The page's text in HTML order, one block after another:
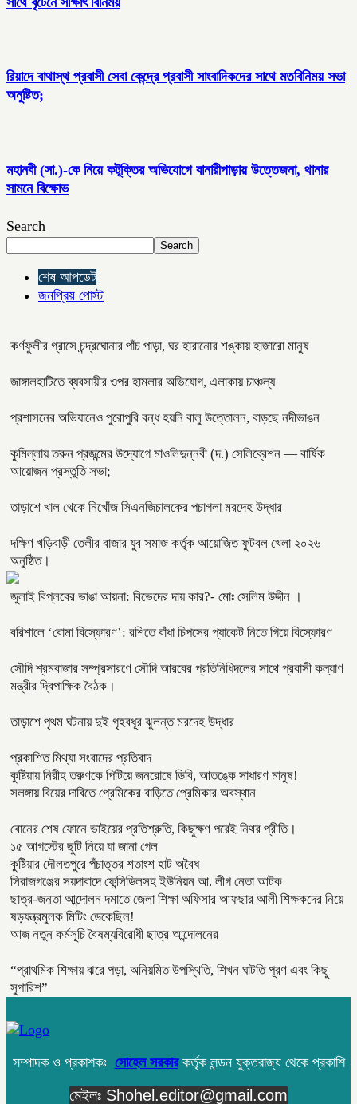
রিয়াদে বাথাস্থ প্রবাসী সেবা কেন্দ্রে প্রবাসী সাংবাদিকদের সাথে মতবিনিময় সভা
অনুষ্টিত;
মহানবী (সা.)-কে নিয়ে কটূক্তির অভিযোগে বানারীপাড়ায় উত্তেজনা, থানার
সামনে বিক্ষোভ
Search
Search
শেষ আপডেট
জনপ্রিয় পোস্ট
কর্ণফুলীর গ্রাসে চন্দ্রঘোনার পাঁচ পাড়া, ঘর হারানোর শঙ্কায় হাজারো মানুষ
জাঙ্গালহাটিতে ব্যবসায়ীর ওপর হামলার অভিযোগ, এলাকায় চাঞ্চল্য
প্রশাসনের অভিযানেও পুরোপুরি বন্ধ হয়নি বালু উত্তোলন, বাড়ছে নদীভাঙন
কুমিল্লায় তরুন প্রজন্মের উদ্যোগে মাওলিদুন্নবী (দ.) সেলিব্রেশন — বার্ষিক
আয়োজন প্রস্তুতি সভা;
তাড়াশে খাল থেকে নিখোঁজ সিএনজিচালকের পচাগলা মরদেহ উদ্ধার
দক্ষিণ খড়িবাড়ী তেলীর বাজার যুব সমাজ কর্তৃক আয়োজিত ফুটবল খেলা ২০২৬
অনুষ্ঠিত।
জুলাই বিপ্লবের ভাঙা আয়না: বিভেদের দায় কার?- মোঃ সেলিম উদ্দীন ।
বরিশালে ‘বোমা বিস্ফোরণ’: রশিতে বাঁধা চিপসের প্যাকেট নিতে গিয়ে বিস্ফোরণ
সৌদি শ্রমবাজার সম্প্রসারণে সৌদি আরবের প্রতিনিধিদলের সাথে প্রবাসী কল্যাণ
মন্ত্রীর দ্বিপাক্ষিক বৈঠক।
তাড়াশে পৃথম ঘটনায় দুই গৃহবধূর ঝুলন্ত মরদেহ উদ্ধার
প্রকাশিত মিথ্যা সংবাদের প্রতিবাদ
কুষ্টিয়ায় নিরীহ তরুণকে পিটিয়ে জনরোষে ডিবি, আতঙ্কে সাধারণ মানুষ!
সলঙ্গায় বিয়ের দাবিতে প্রেমিকের বাড়িতে প্রেমিকার অবস্থান
বোনের শেষ ফোনে ভাইয়ের প্রতিশ্রুতি, কিছুক্ষণ পরেই নিথর প্রীতি।
১৫ আগস্টের ছুটি নিয়ে যা জানা গেল
কুষ্টিয়ার দৌলতপুরে পঁচাত্তর শতাংশ হাট অবৈধ
সিরাজগঞ্জের সয়দাবাদে ফেন্সিডিলসহ ইউনিয়ন আ. লীগ নেতা আটক
ছাত্র-জনতা আন্দোলন দমাতে জেলা শিক্ষা অফিসার আফছার আলী শিক্ষকদের নিয়ে
ষড়যন্ত্রমুলক মিটিং ডেকেছিল!
আজ নতুন কর্মসূচি বৈষম্যবিরোধী ছাত্র আন্দোলনের
“প্রাথমিক শিক্ষায় ঝরে পড়া, অনিয়মিত উপস্থিতি, শিখন ঘাটতি পূরণ এবং কিছু
সুপারিশ”
সম্পাদক ও প্রকাশকঃ সোহেল সরকারকর্তৃক লন্ডন যুক্তরাজ্য থেকে প্রকাশি
মেইলঃ Shohel.editor@gmail.com